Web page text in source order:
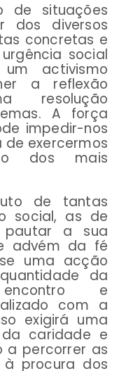
de situações
dos diversos
concretas e
social
activismo
a reflexão
resolução
A força
impedir-nos
de exercermos
dos mais
de tantas
social, as de
a sua
advém da fé
uma acção
da
e
com a
exigirá uma
da caridade e
a percorrer as
procura dos